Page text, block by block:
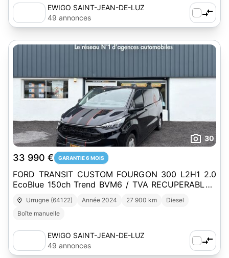
EWIGO SAINT-JEAN-DE-LUZ
49 annonces
30
33 990 € GARANTIE 6 MOIS
FORD TRANSIT CUSTOM FOURGON 300 L2H1 2.0
EcoBlue 150ch Trend BVM6 / TVA RECUPERABLE /
1ère Main
Urrugne (64122) Année 2024 27 900 km
Diesel
Boîte manuelle
EWIGO SAINT-JEAN-DE-LUZ
49 annonces